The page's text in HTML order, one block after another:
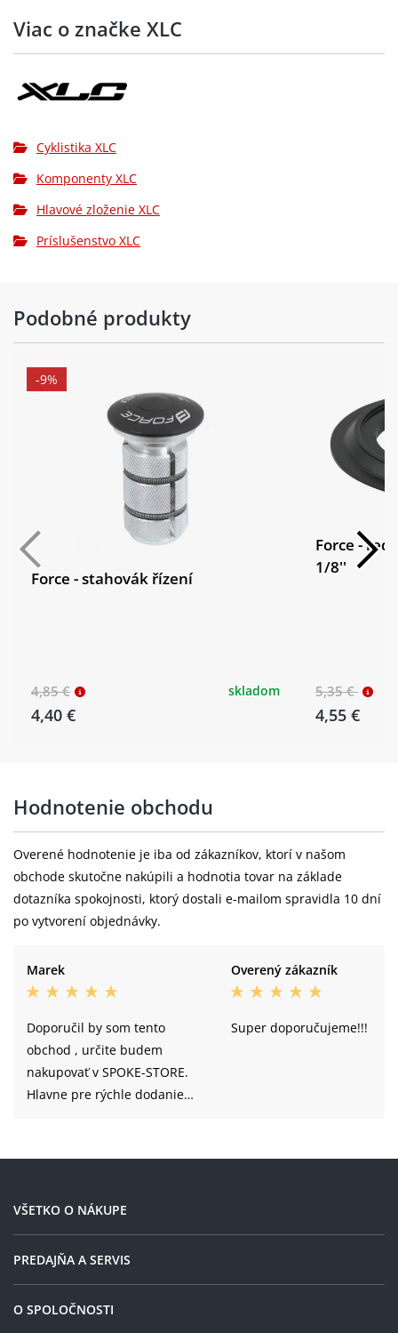
Viac o značke XLC
Cyklistika XLC
Komponenty XLC
Hlavové zloženie XLC
Príslušenstvo XLC
Podobné produkty
-9%
Force - stahovák řízení
4,85 €
4,40 €
skladom
Force -
1/8''
5,35 €
4,55 €
Hodnotenie obchodu
Overené hodnotenie je iba od zákazníkov, ktorí v našom
obchode skutočne nakúpili a hodnotia tovar na základe
dotazníka spokojnosti, ktorý dostali e-mailom spravidla 10 dní
po vytvorení objednávky.
Marek
Doporučil by som tento
obchod , určite budem
nakupovať v SPOKE-STORE.
Hlavne pre rýchle dodanie
Overený zákazník
Super doporučujeme!!!
VŠETKO O NÁKUPE
PREDAJŇA A SERVIS
O SPOLOČNOSTI